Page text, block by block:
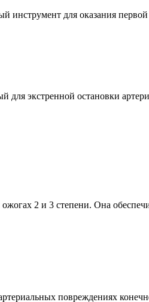
для оказания
экстренной остановки
2 и 3 степени. Она
повреждениях